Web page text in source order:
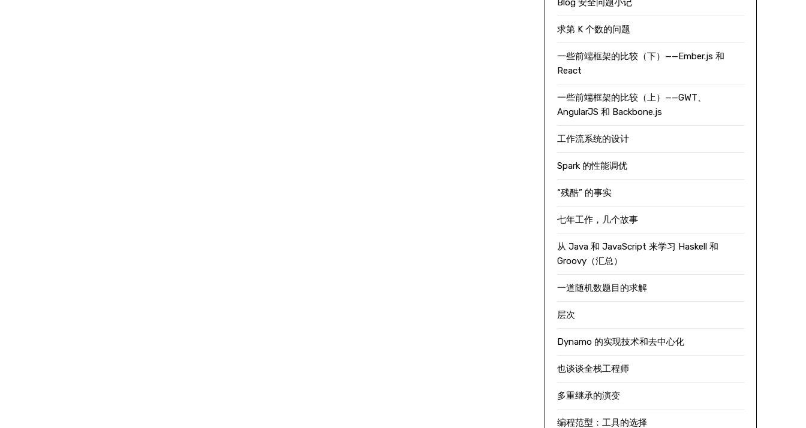
求第 K 个数的问题
一些前端框架的比较（下）——Ember.js 和
React
一些前端框架的比较（上）——GWT、
AngularJS 和 Backbone.js
工作流系统的设计
Spark 的性能调优
“残酷” 的事实
七年工作，几个故事
从 Java 和 JavaScript 来学习 Haskell 和
Groovy（汇总）
一道随机数题目的求解
层次
Dynamo 的实现技术和去中心化
也谈谈全栈工程师
多重继承的演变
编程范型：工具的选择